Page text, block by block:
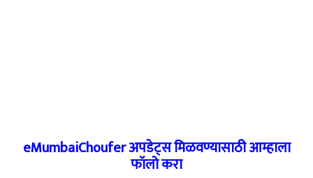
eMumbaiChoufer अपडेट्स मिळवण्यासाठी आम्हाला
फॉलो करा